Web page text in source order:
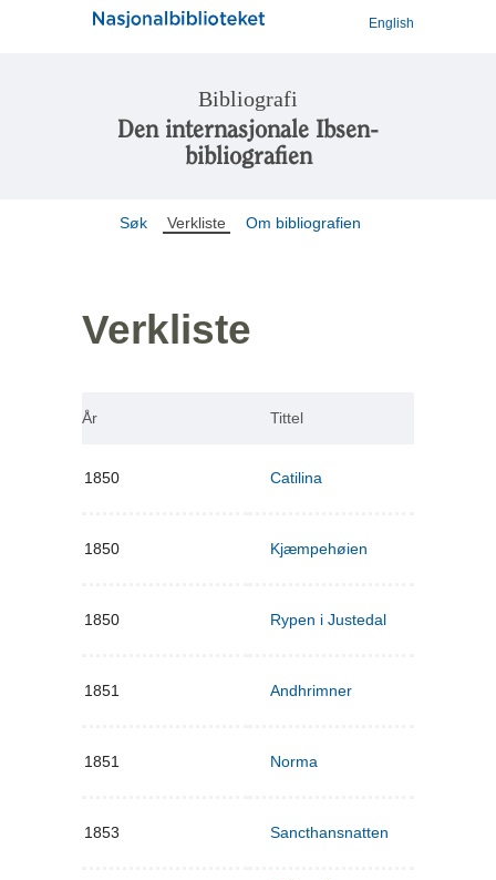
English
Bibliografi
Den internasjonale Ibsen-
bibliografien
Søk Verkliste Om bibliografien
Verkliste
År Tittel
1850 Catilina
1850 Kjæmpehøien
1850 Rypen i Justedal
1851 Andhrimner
1851 Norma
1853 Sancthansnatten